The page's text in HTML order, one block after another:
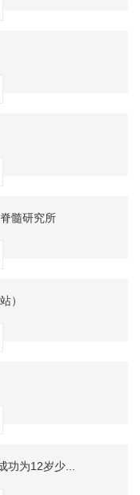
髓研究所
）
功为12岁少...